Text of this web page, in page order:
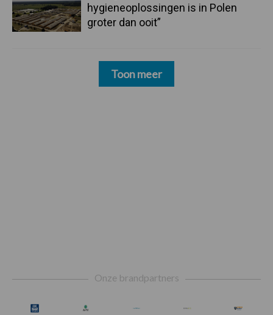
hygieneoplossingen is in Polen
groter dan ooit”
Toon meer
Onze brandpartners